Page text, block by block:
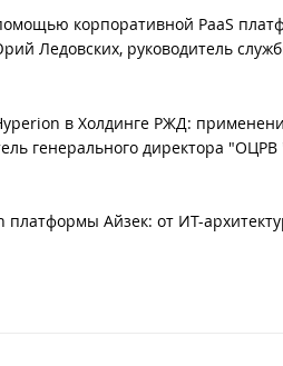
корпоративной PaaS
Ледовских, руководитель
в Холдинге РЖД:
генерального директора
платформы Айзек: от ИТ-